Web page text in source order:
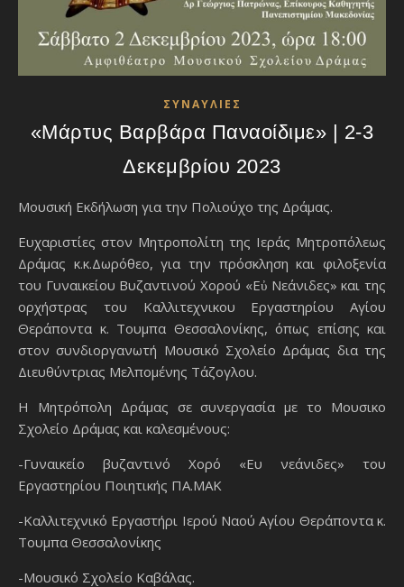
ΣΥΝΑΥΛΙΕΣ
«Μάρτυς Βαρβάρα Παναοίδιμε» | 2-3
Δεκεμβρίου 2023
Μουσική Εκδήλωση για την Πολιούχο της Δράμας.
Ευχαριστίες στον Μητροπολίτη της Ιεράς Μητροπόλεως
Δράμας κ.κ.Δωρόθεο, για την πρόσκληση και φιλοξενία
του Γυναικείου Βυζαντινού Χορού «Εὐ Νεάνιδες» και της
ορχήστρας του Καλλιτεχνικου Εργαστηρίου Αγίου
Θεράποντα κ. Τουμπα Θεσσαλονίκης, όπως επίσης και
στον συνδιοργανωτή Μουσικό Σχολείο Δράμας δια της
Διευθύντριας Μελπομένης Τάζογλου.
Η Μητρόπολη Δράμας σε συνεργασία με το Μουσικο
Σχολείο Δράμας και καλεσμένους:
-Γυναικείο βυζαντινό Χορό «Ευ νεάνιδες» του
Εργαστηρίου Ποιητικής ΠΑ.ΜΑΚ
-Καλλιτεχνικό Εργαστήρι Ιερού Ναού Αγίου Θεράποντα κ.
Τουμπα Θεσσαλονίκης
-Μουσικό Σχολείο Καβάλας.